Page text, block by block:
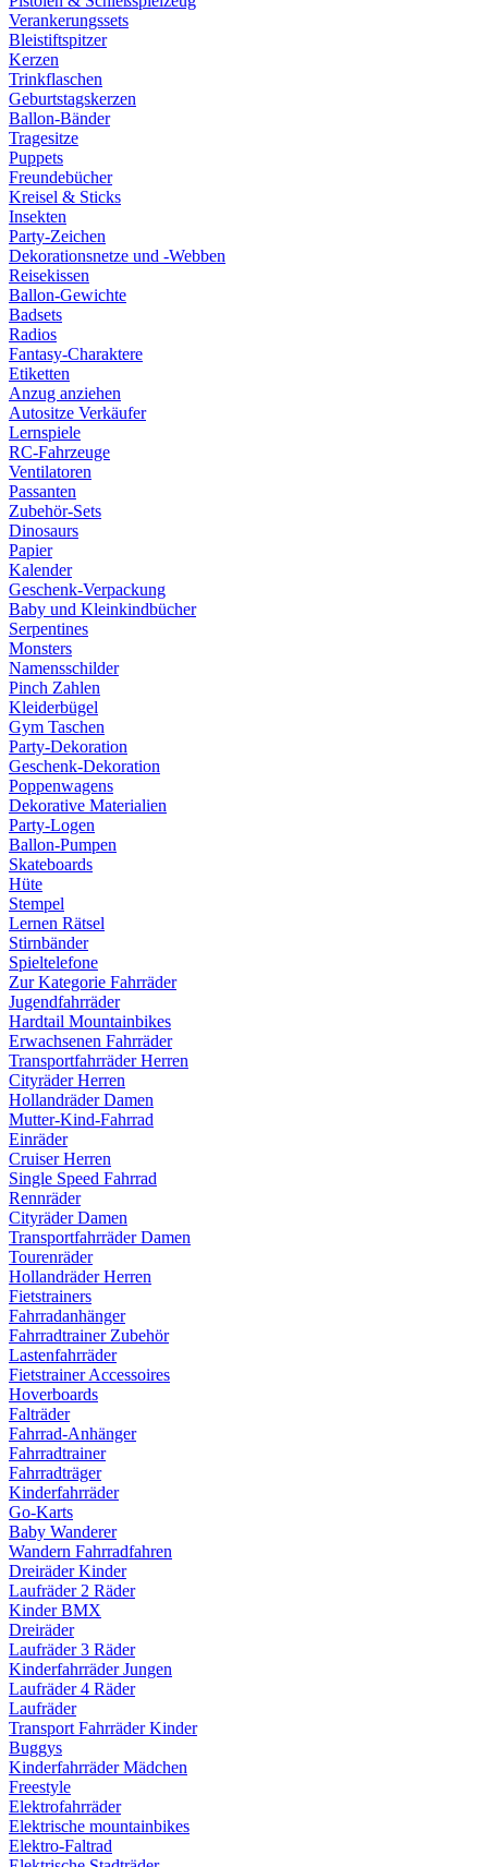
Verankerungssets
Bleistiftspitzer
Kerzen
Trinkflaschen
Geburtstagskerzen
Ballon-Bänder
Tragesitze
Puppets
Freundebücher
Kreisel & Sticks
Insekten
Party-Zeichen
Dekorationsnetze und -Webben
Reisekissen
Ballon-Gewichte
Badsets
Radios
Fantasy-Charaktere
Etiketten
Anzug anziehen
Autositze Verkäufer
Lernspiele
RC-Fahrzeuge
Ventilatoren
Passanten
Zubehör-Sets
Dinosaurs
Papier
Kalender
Geschenk-Verpackung
Baby und Kleinkindbücher
Serpentines
Monsters
Namensschilder
Pinch Zahlen
Kleiderbügel
Gym Taschen
Party-Dekoration
Geschenk-Dekoration
Poppenwagens
Dekorative Materialien
Party-Logen
Ballon-Pumpen
Skateboards
Hüte
Stempel
Lernen Rätsel
Stirnbänder
Spieltelefone
Zur Kategorie Fahrräder
Jugendfahrräder
Hardtail Mountainbikes
Erwachsenen Fahrräder
Transportfahrräder Herren
Cityräder Herren
Hollandräder Damen
Mutter-Kind-Fahrrad
Einräder
Cruiser Herren
Single Speed Fahrrad
Rennräder
Cityräder Damen
Transportfahrräder Damen
Tourenräder
Hollandräder Herren
Fietstrainers
Fahrradanhänger
Fahrradtrainer Zubehör
Lastenfahrräder
Fietstrainer Accessoires
Hoverboards
Falträder
Fahrrad-Anhänger
Fahrradtrainer
Fahrradträger
Kinderfahrräder
Go-Karts
Baby Wanderer
Wandern Fahrradfahren
Dreiräder Kinder
Laufräder 2 Räder
Kinder BMX
Dreiräder
Laufräder 3 Räder
Kinderfahrräder Jungen
Laufräder 4 Räder
Laufräder
Transport Fahrräder Kinder
Buggys
Kinderfahrräder Mädchen
Freestyle
Elektrofahrräder
Elektrische mountainbikes
Elektro-Faltrad